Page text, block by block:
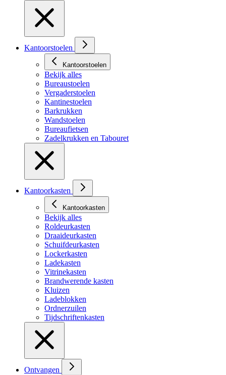
Kantoorstoelen
Kantoorstoelen
Bekijk alles
Bureaustoelen
Vergaderstoelen
Kantinestoelen
Barkrukken
Wandstoelen
Bureaufietsen
Zadelkrukken en Tabouret
Kantoorkasten
Kantoorkasten
Bekijk alles
Roldeurkasten
Draaideurkasten
Schuifdeurkasten
Lockerkasten
Ladekasten
Vitrinekasten
Brandwerende kasten
Kluizen
Ladeblokken
Ordnerzuilen
Tijdschriftenkasten
Ontvangen